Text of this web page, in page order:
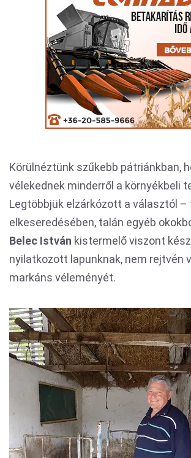
Körülnéztünk szűkebb pátriánkban,
vélekednek minderről a környékbeli
Legtöbbjük elzárkózott a választól –
elkeseredésében, talán egyéb
Belec István kistermelő viszont
nyilatkozott lapunknak, nem rejtvén
markáns véleményét.